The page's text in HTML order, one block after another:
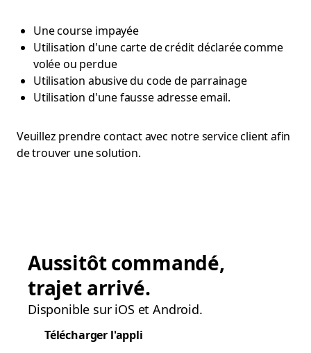
Une course impayée
Utilisation d'une carte de crédit déclarée comme
volée ou perdue
Utilisation abusive du code de parrainage
Utilisation d'une fausse adresse email.
Veuillez prendre contact avec notre service client afin
de trouver une solution.
Aussitôt commandé,
trajet arrivé.
Disponible sur iOS et Android.
Télécharger l'appli